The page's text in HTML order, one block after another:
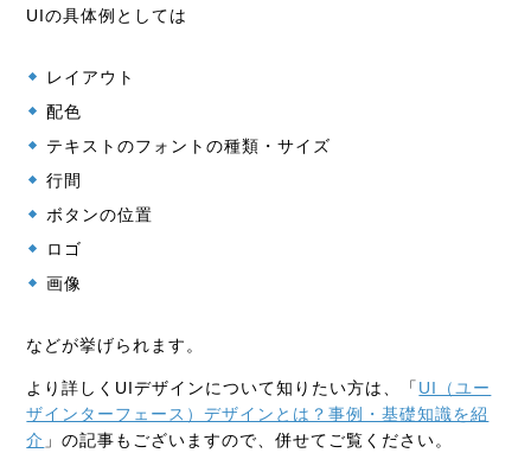
UIの具体例としては
レイアウト
配色
テキストのフォントの種類・サイズ
行間
ボタンの位置
ロゴ
画像
などが挙げられます。
より詳しくUIデザインについて知りたい方は、「 UI（ユー
ザインターフェース）デザインとは？事例・基礎知識を紹
介 」の記事もございますので、併せてご覧ください。